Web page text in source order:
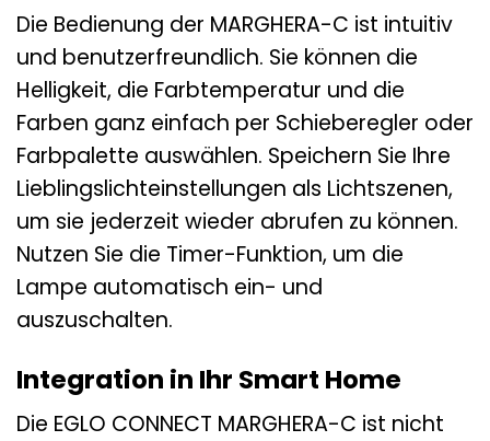
Die Bedienung der MARGHERA-C ist intuitiv
und benutzerfreundlich. Sie können die
Helligkeit, die Farbtemperatur und die
Farben ganz einfach per Schieberegler oder
Farbpalette auswählen. Speichern Sie Ihre
Lieblingslichteinstellungen als Lichtszenen,
um sie jederzeit wieder abrufen zu können.
Nutzen Sie die Timer-Funktion, um die
Lampe automatisch ein- und
auszuschalten.
Integration in Ihr Smart Home
Die EGLO CONNECT MARGHERA-C ist nicht